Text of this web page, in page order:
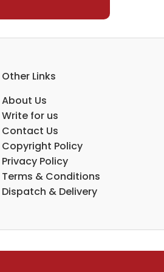
Other Links
About Us
Write for us
Contact Us
Copyright Policy
Privacy Policy
Terms & Conditions
Dispatch & Delivery